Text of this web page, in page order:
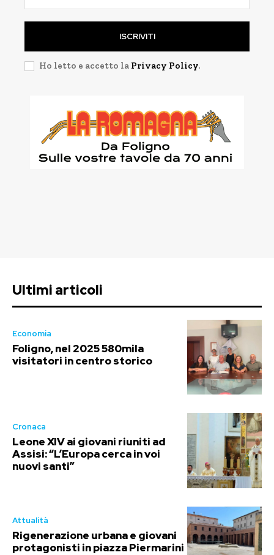
ISCRIVITI
Ho letto e accetto la Privacy Policy.
Ultimi articoli
Economia
Foligno, nel 2025 580mila
visitatori in centro storico
Cronaca
Leone XIV ai giovani riuniti ad
Assisi: “L’Europa cerca in voi
nuovi santi”
Attualità
Rigenerazione urbana e giovani
protagonisti in piazza Piermarini